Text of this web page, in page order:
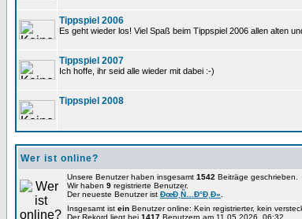
Tippspiel 2006
Es geht wieder los! Viel Spaß beim Tippspiel 2006 allen alten
Tippspiel 2007
Ich hoffe, ihr seid alle wieder mit dabei :-)
Tippspiel 2008
Wer ist online?
Unsere Benutzer haben insgesamt 1542 Beiträge geschrieben.
Wir haben 9 registrierte Benutzer.
Der neueste Benutzer ist ÐœÐ¸Ñ…Ð°Ð¸Ð»
Insgesamt ist ein Benutzer online: Kein registrierter, kein
Der Rekord liegt bei 1417 Benutzern am 11.05.2026, 06:32.